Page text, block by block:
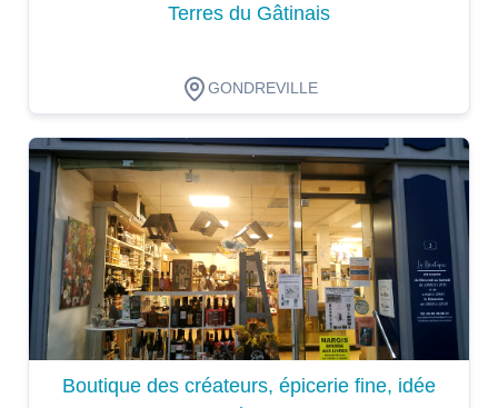
Terres du Gâtinais
GONDREVILLE
Dégustation
Boutique des créateurs, épicerie fine, idée